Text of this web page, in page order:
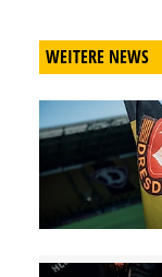
WEITERE NEWS